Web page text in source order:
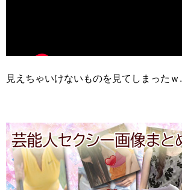
見えちゃいけないものを見てしまったｗ.